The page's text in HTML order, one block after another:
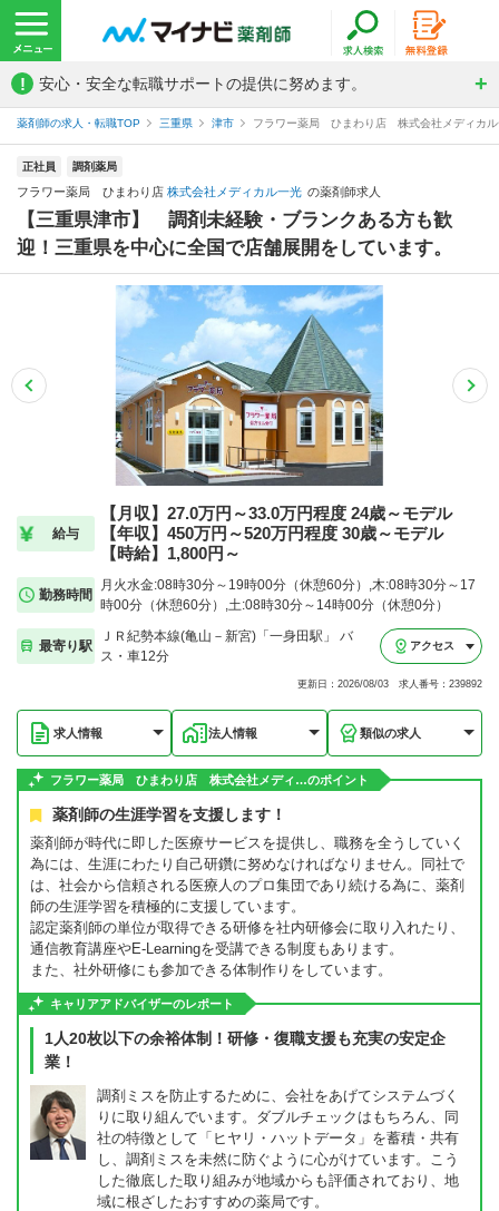
! 安心・安全な転職サポートの提供に努めます。
薬剤師の求人・転職TOP 三重県 津市 フラワー薬局 ひまわり店 株式会社メディカル
正社員 調剤薬局
フラワー薬局 ひまわり店 株式会社メディカル一光 の薬剤師求人
【三重県津市】 調剤未経験・ブランクある方も歓
迎！三重県を中心に全国で店舗展開をしています。
給与
【月収】27.0万円～33.0万円程度 24歳～モデル
【年収】450万円～520万円程度 30歳～モデル
【時給】1,800円～
勤務時間
月火水金:08時30分～19時00分（休憩60分）,木:08時30分～17
時00分（休憩60分）,土:08時30分～14時00分（休憩0分）
最寄り駅
ＪＲ紀勢本線(亀山－新宮)「一身田駅」 バ
ス・車12分
アクセス
更新日：2026/08/03 求人番号：239892
求人情報 法人情報 類似の求人
フラワー薬局 ひまわり店 株式会社メディ…のポイント
薬剤師の生涯学習を支援します！
薬剤師が時代に即した医療サービスを提供し、職務を全うしていく
為には、生涯にわたり自己研鑽に努めなければなりません。同社で
は、社会から信頼される医療人のプロ集団であり続ける為に、薬剤
師の生涯学習を積極的に支援しています。
認定薬剤師の単位が取得できる研修を社内研修会に取り入れたり、
通信教育講座やE-Learningを受講できる制度もあります。
また、社外研修にも参加できる体制作りをしています。
キャリアアドバイザーのレポート
1人20枚以下の余裕体制！研修・復職支援も充実の安定企
業！
調剤ミスを防止するために、会社をあげてシステムづく
りに取り組んでいます。ダブルチェックはもちろん、同
社の特徴として「ヒヤリ・ハットデータ」を蓄積・共有
し、調剤ミスを未然に防ぐように心がけています。こう
した徹底した取り組みが地域からも評価されており、地
域に根ざしたおすすめの薬局です。